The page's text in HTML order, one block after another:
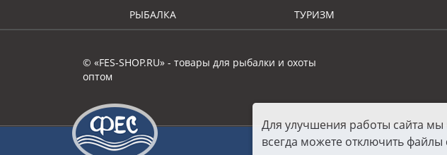
РЫБАЛКА ТУРИЗМ
© «FES-SHOP.RU» - товары для рыбалки и охоты
оптом
Для улучшения работы сайта
всегда можете отключить файлы